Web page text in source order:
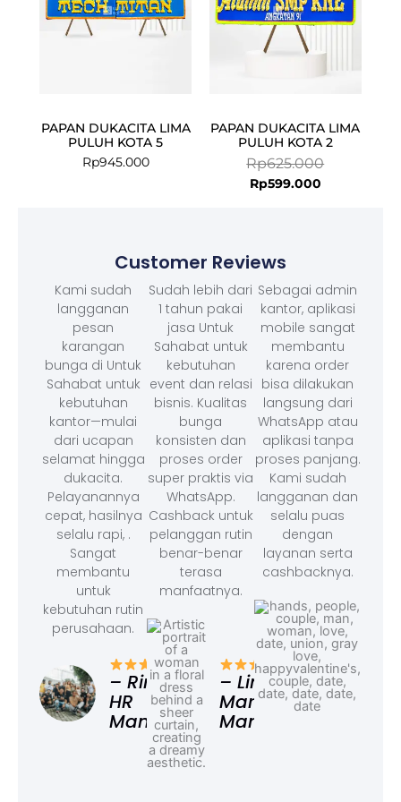
PAPAN DUKACITA LIMA
PULUH KOTA 5
Rp945.000
PAPAN DUKACITA LIMA
PULUH KOTA 2
Rp625.000
Rp599.000
Customer Reviews
Kami sudah
langganan
pesan
karangan
bunga di Untuk
Sahabat untuk
kebutuhan
kantor—mulai
dari ucapan
selamat hingga
dukacita.
Pelayanannya
cepat, hasilnya
selalu rapi, .
Sangat
membantu
untuk
kebutuhan rutin
perusahaan.
– Rina,
HR
Manager
Sudah lebih dari
1 tahun pakai
jasa Untuk
Sahabat untuk
kebutuhan
event dan relasi
bisnis. Kualitas
bunga
konsisten dan
proses order
super praktis via
WhatsApp.
Cashback untuk
pelanggan rutin
benar-benar
terasa
manfaatnya.
– Linda,
Marketing
Manager
Sebagai admin
kantor, aplikasi
mobile sangat
membantu
karena order
bisa dilakukan
langsung dari
WhatsApp atau
aplikasi tanpa
proses panjang.
Kami sudah
langganan dan
selalu puas
dengan
layanan serta
cashbacknya.